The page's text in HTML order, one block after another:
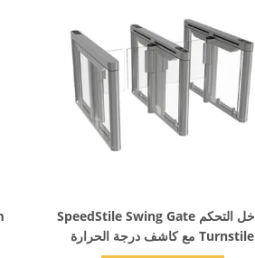
مدخل التحكم SpeedStile Swing Gate
Turnstile مع كاشف درجة الحرارة